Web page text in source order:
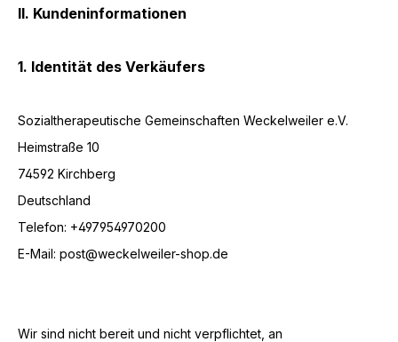
II. Kundeninformationen
1. Identität des Verkäufers
Sozialtherapeutische Gemeinschaften Weckelweiler e.V.
Heimstraße 10
74592 Kirchberg
Deutschland
Telefon: +497954970200
E-Mail: post@weckelweiler-shop.de
Wir sind nicht bereit und nicht verpflichtet, an